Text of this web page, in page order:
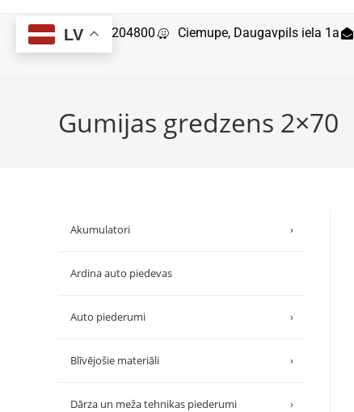
29204800 Ciemupe, Daugavpils iela 1a
Gumijas gredzens 2×70
Akumulatori ›
Ardina auto piedevas
Auto piederumi ›
Blīvējošie materiāli ›
Dārza un meža tehnikas piederumi ›
LV